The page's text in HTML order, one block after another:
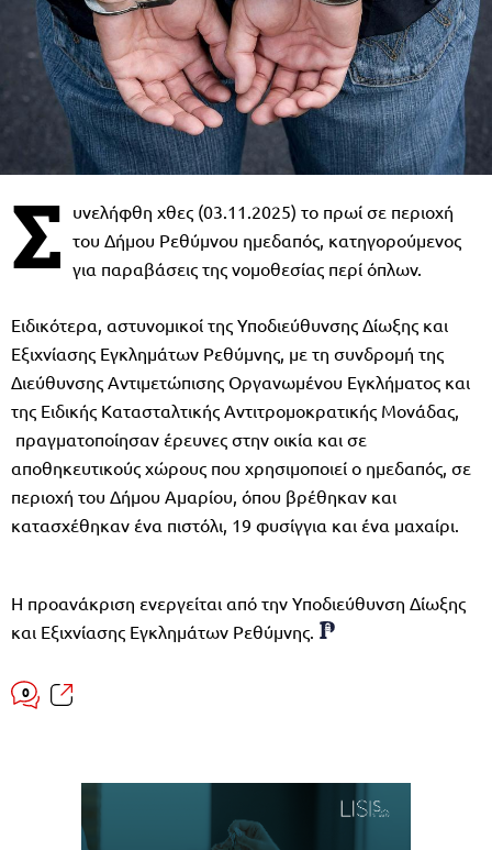
Σ υνελήφθη χθες (03.11.2025) το πρωί σε περιοχή
του Δήμου Ρεθύμνου ημεδαπός, κατηγορούμενος
για παραβάσεις της νομοθεσίας περί όπλων.
Ειδικότερα, αστυνομικοί της Υποδιεύθυνσης Δίωξης και
Εξιχνίασης Εγκλημάτων Ρεθύμνης, με τη συνδρομή της
Διεύθυνσης Αντιμετώπισης Οργανωμένου Εγκλήματος και
της Ειδικής Κατασταλτικής Αντιτρομοκρατικής Μονάδας,
πραγματοποίησαν έρευνες στην οικία και σε
αποθηκευτικούς χώρους που χρησιμοποιεί ο ημεδαπός, σε
περιοχή του Δήμου Αμαρίου, όπου βρέθηκαν και
κατασχέθηκαν ένα πιστόλι, 19 φυσίγγια και ένα μαχαίρι.
Η προανάκριση ενεργείται από την Υποδιεύθυνση Δίωξης
και Εξιχνίασης Εγκλημάτων Ρεθύμνης.
0